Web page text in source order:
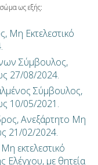
ως εξής:
Μη Εκτελεστικό
Σύμβουλος,
27/08/2024.
Σύμβουλος,
10/05/2021.
Ανεξάρτητο Μη
21/02/2024.
εκτελεστικό
Ελέγχου, με θητεία